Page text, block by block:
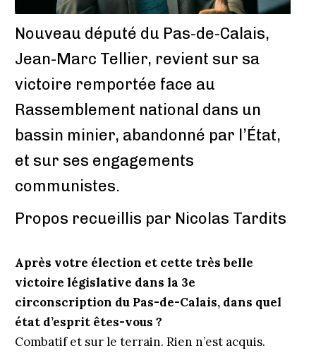
Nouveau député du Pas-de-Calais,
Jean-Marc Tellier, revient sur sa
victoire remportée face au
Rassemblement national dans un
bassin minier, abandonné par l’État,
et sur ses engagements
communistes.
Propos recueillis par Nicolas Tardits
Après votre élection et cette très belle
victoire législative dans la 3e
circonscription du Pas-de-Calais, dans quel
état d’esprit êtes-vous ?
Combatif et sur le terrain. Rien n’est acquis.